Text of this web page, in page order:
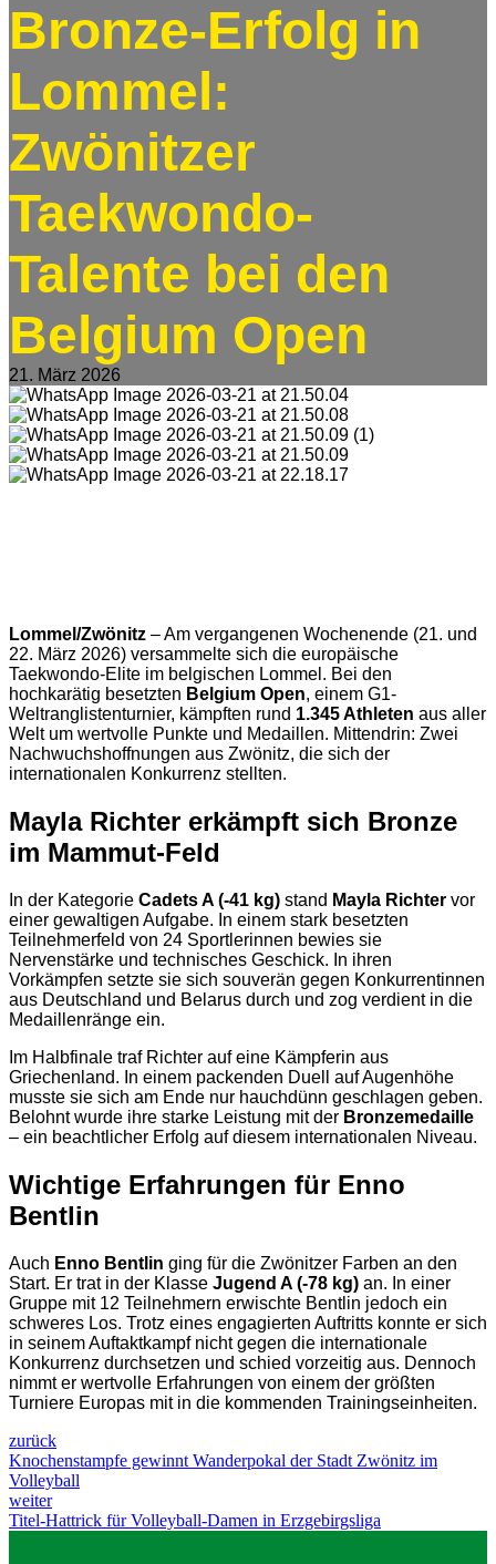
Bronze-Erfolg in
Lommel:
Zwönitzer
Taekwondo-
Talente bei den
Belgium Open
21. März 2026
Lommel/Zwönitz – Am vergangenen Wochenende (21. und
22. März 2026) versammelte sich die europäische
Taekwondo-Elite im belgischen Lommel. Bei den
hochkarätig besetzten Belgium Open, einem G1-
Weltranglistenturnier, kämpften rund 1.345 Athleten aus aller
Welt um wertvolle Punkte und Medaillen. Mittendrin: Zwei
Nachwuchshoffnungen aus Zwönitz, die sich der
internationalen Konkurrenz stellten.
Mayla Richter erkämpft sich Bronze
im Mammut-Feld
In der Kategorie Cadets A (-41 kg) stand Mayla Richter vor
einer gewaltigen Aufgabe. In einem stark besetzten
Teilnehmerfeld von 24 Sportlerinnen bewies sie
Nervenstärke und technisches Geschick. In ihren
Vorkämpfen setzte sie sich souverän gegen Konkurrentinnen
aus Deutschland und Belarus durch und zog verdient in die
Medaillenränge ein.
Im Halbfinale traf Richter auf eine Kämpferin aus
Griechenland. In einem packenden Duell auf Augenhöhe
musste sie sich am Ende nur hauchdünn geschlagen geben.
Belohnt wurde ihre starke Leistung mit der Bronzemedaille
– ein beachtlicher Erfolg auf diesem internationalen Niveau.
Wichtige Erfahrungen für Enno
Bentlin
Auch Enno Bentlin ging für die Zwönitzer Farben an den
Start. Er trat in der Klasse Jugend A (-78 kg) an. In einer
Gruppe mit 12 Teilnehmern erwischte Bentlin jedoch ein
schweres Los. Trotz eines engagierten Auftritts konnte er sich
in seinem Auftaktkampf nicht gegen die internationale
Konkurrenz durchsetzen und schied vorzeitig aus. Dennoch
nimmt er wertvolle Erfahrungen von einem der größten
Turniere Europas mit in die kommenden Trainingseinheiten.
zurück
Knochenstampfe gewinnt Wanderpokal der Stadt Zwönitz im
Volleyball
weiter
Titel-Hattrick für Volleyball-Damen in Erzgebirgsliga